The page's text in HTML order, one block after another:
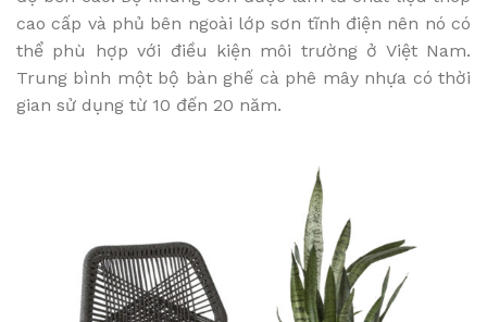
cao cấp và phủ bên ngoài lớp sơn tĩnh điện nên nó có
thể phù hợp với điều kiện môi trường ở Việt Nam.
Trung bình một bộ bàn ghế cà phê mây nhựa có thời
gian sử dụng từ 10 đến 20 năm.